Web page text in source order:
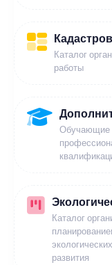
Каталог
работы
Обучающие
Каталог
развития